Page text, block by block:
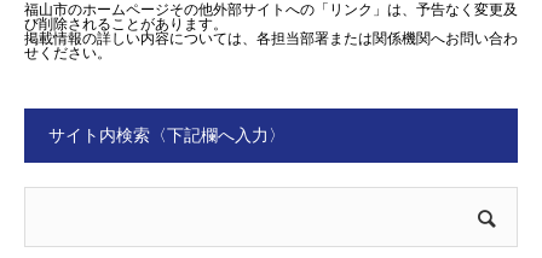
福山市のホームページその他外部サイトへの「リンク」は、予告なく変更及
び削除されることがあります。
掲載情報の詳しい内容については、各担当部署または関係機関へお問い合わ
せください。
サイト内検索〈下記欄へ入力〉